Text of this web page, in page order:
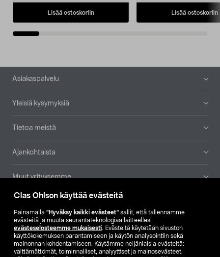
Clas Ohlson käyttää evästeitä
Painamalla ”Hyväksy kaikki evästeet” sallit, että tallennamme
evästeitä ja muuta seurantateknologiaa laitteellesi
evästeselosteemme mukaisesti. Evästeitä käytetään sivuston
käyttökokemuksen parantamiseen ja käytön analysointiin sekä
mainonnan kohdentamiseen. Käytämme neljänlaisia evästeitä:
välttämättömät, toiminnalliset, analyyttiset ja mainosevästeet.
Lisää ostoskoriin Lisää ostoskoriin
Alatunniste
Asiakaspalvelu
Yleisiä kysymyksiä
Tietoa meistä
Ajankohtaista
Muut yrityksemme
Etsi myymälä
SE NO FI
FI SV